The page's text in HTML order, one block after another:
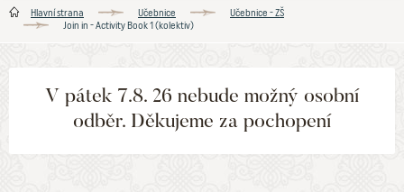
Hlavní strana Učebnice
Učebnice - ZŠ
Join in - Activity Book 1 (kolektiv)
V pátek 7.8. 26 nebude možný osobní
odběr. Děkujeme za pochopení